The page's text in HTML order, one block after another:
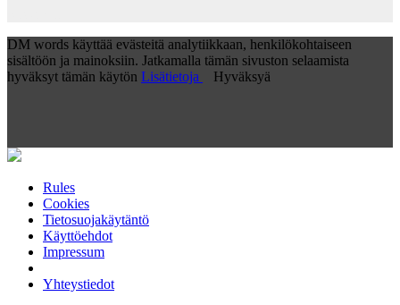
DM words käyttää evästeitä analytiikkaan, henkilökohtaiseen
sisältöön ja mainoksiin. Jatkamalla tämän sivuston selaamista
hyväksyt tämän käytön Lisätietoja Hyväksyä
Rules
Cookies
Tietosuojakäytäntö
Käyttöehdot
Impressum
Yhteystiedot